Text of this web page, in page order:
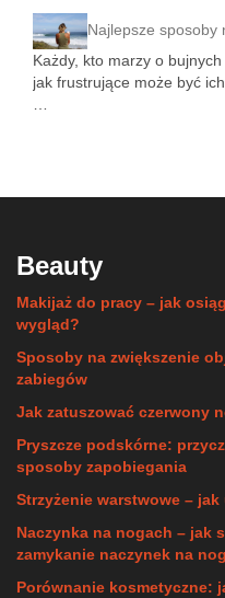
Najlepsze sposoby
Każdy, kto marzy o bujnych
jak frustrujące może być
Beauty
Makijaż do pracy – jak
wygląd?
Sposoby na zwiększenie
zabiegów
Jak zatuszować czerwony
Pryszcze podskórne:
sposoby zapobiegania
Strzyżenie warstwowe –
Naczynka na nogach – jak
zamykanie naczynek na
Porównanie kosmetyczne: